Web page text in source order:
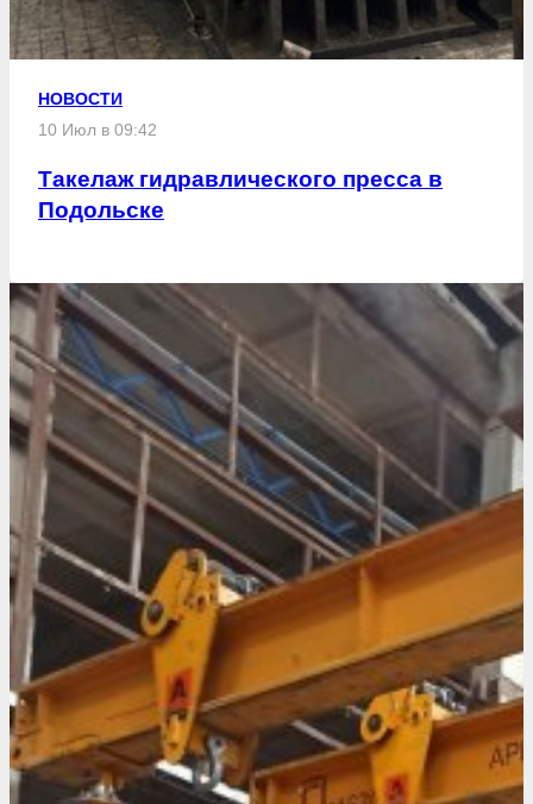
НОВОСТИ
10 Июл в 09:42
Такелаж гидравлического пресса в
Подольске